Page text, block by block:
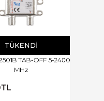
TÜKENDI
TAB-OFF 5-2400
MHz